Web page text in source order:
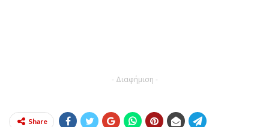
- Διαφήμιση -
Share